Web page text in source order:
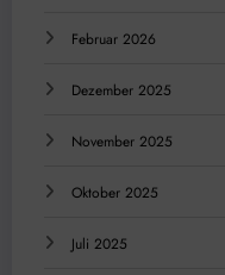
Februar 2026
Dezember 2025
November 2025
Oktober 2025
Juli 2025